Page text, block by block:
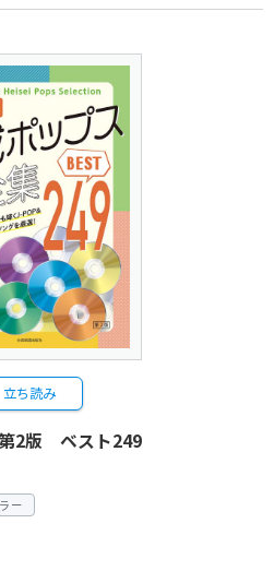
立ち読み
2版 ベスト249
ー